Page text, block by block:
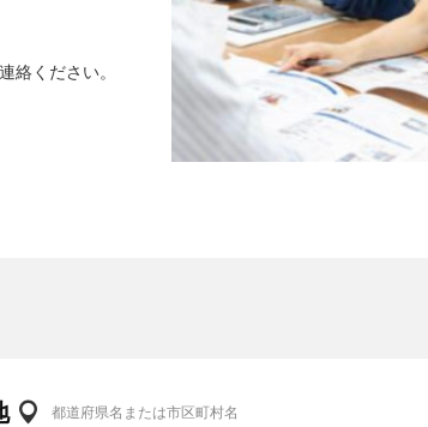
絡ください。
都道府県名または市区町村名